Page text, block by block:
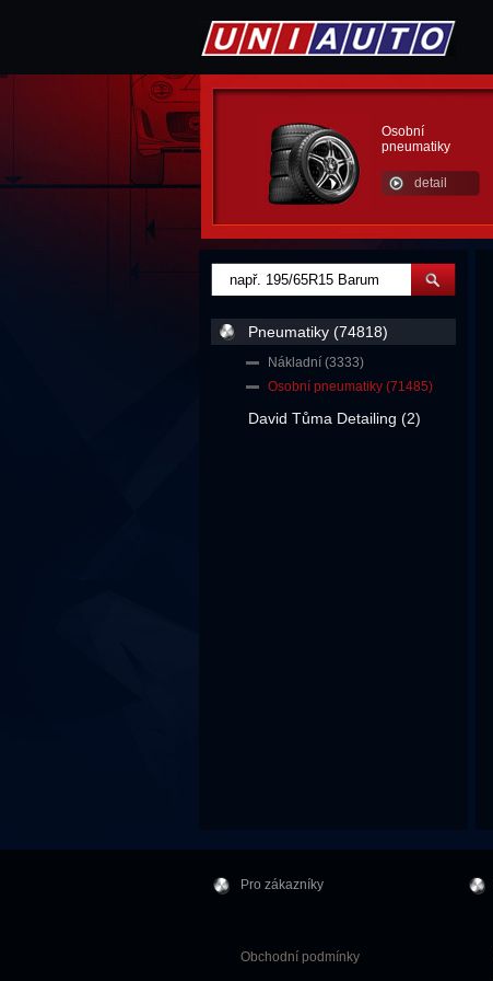
Osobní
pneumatiky
detail
Pneumatiky (74818)
Nákladní (3333)
Osobní pneumatiky (71485)
David Tůma Detailing (2)
Pro zákazníky
Obchodní podmínky